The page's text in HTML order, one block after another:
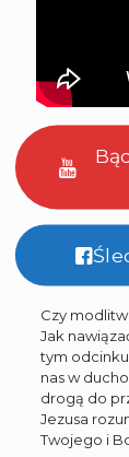
Czy
Jak
tym
nas w
drogą do
Jezusa
Twojego i